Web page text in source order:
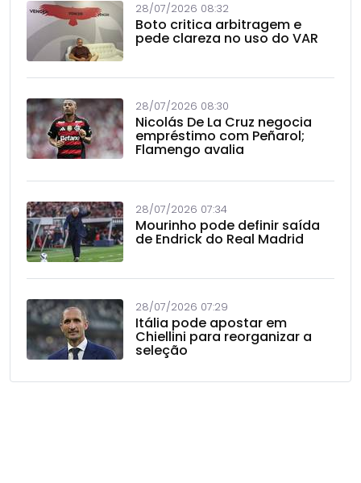
28/07/2026 08:32
Boto critica arbitragem e
pede clareza no uso do VAR
28/07/2026 08:30
Nicolás De La Cruz negocia
empréstimo com Peñarol;
Flamengo avalia
28/07/2026 07:34
Mourinho pode definir saída
de Endrick do Real Madrid
28/07/2026 07:29
Itália pode apostar em
Chiellini para reorganizar a
seleção